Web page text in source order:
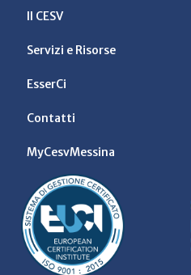
Il CESV
Servizi e Risorse
EsserCi
Contatti
MyCesvMessina